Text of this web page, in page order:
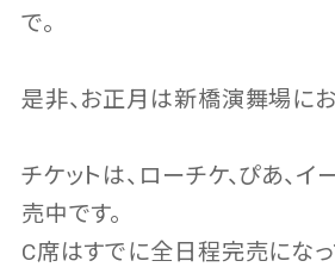
で。
是非、お正月は新橋演舞場にお
チケットは、ローチケ、ぴあ、
売中です。
C席はすでに全日程完売になっ